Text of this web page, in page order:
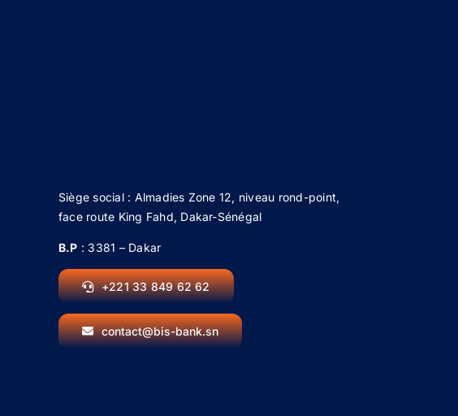
Siège social : Almadies Zone 12, niveau rond-point,
face route King Fahd, Dakar-Sénégal
B.P : 3381 – Dakar
+221 33 849 62 62
contact@bis-bank.sn